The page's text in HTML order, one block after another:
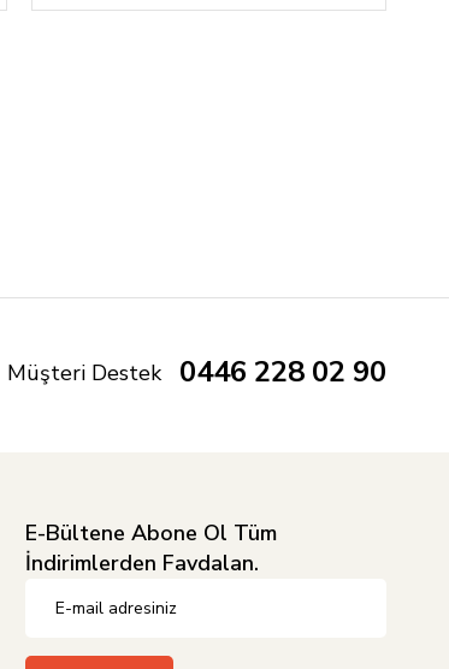
Müşteri Destek 0446 228 02 90
E-Bültene Abone Ol Tüm
İndirimlerden Favdalan.